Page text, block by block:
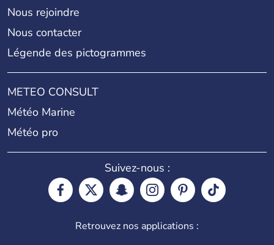
Nous rejoindre
Nous contacter
Légende des pictogrammes
METEO CONSULT
Météo Marine
Météo pro
Suivez-nous :
Retrouvez nos applications :